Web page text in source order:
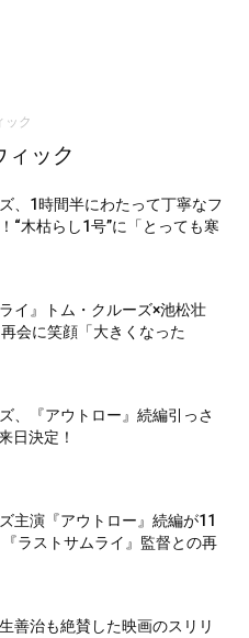
ック
ィック
、1時間半にわたって丁寧なフ
“木枯らし1号”に「とっても寒
ライ』トム・クルーズ×池松壮
会に笑顔「大きくなった
、『アウトロー』続編引っさ
日決定！
主演『アウトロー』続編が11
『ラストサムライ』監督との再
善治も絶賛した映画のスリリ